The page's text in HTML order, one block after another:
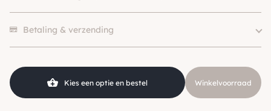
Aandoening
Ogen
MerkBetaling & verzending
Kies een optie en bestel Winkelvoorraad